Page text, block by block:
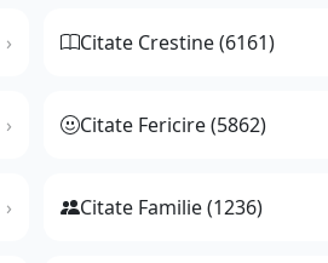
Citate Crestine (6161)
Citate Fericire (5862)
Citate Familie (1236)